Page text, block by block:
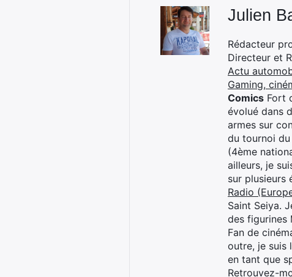
Julien
Rédacteur
Directeur et
Actu
Gaming,
Comics Fort
évolué dans
armes sur
du tournoi du
(4ème
ailleurs, je
sur plusieurs
Radio
Saint Seiya.
des figurines
Fan de
outre, je suis
en tant que
Retrouvez-